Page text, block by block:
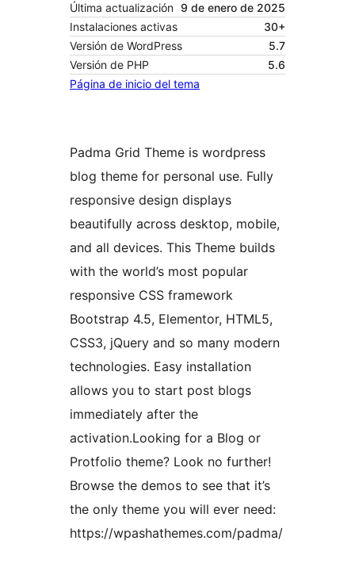
Última actualización 9 de enero de 2025
Instalaciones activas
30+
Versión de WordPress
5.7
Versión de PHP
5.6
Página de inicio del tema
Padma Grid Theme is wordpress
blog theme for personal use. Fully
responsive design displays
beautifully across desktop, mobile,
and all devices. This Theme builds
with the world’s most popular
responsive CSS framework
Bootstrap 4.5, Elementor, HTML5,
CSS3, jQuery and so many modern
technologies. Easy installation
allows you to start post blogs
immediately after the
activation.Looking for a Blog or
Protfolio theme? Look no further!
Browse the demos to see that it’s
the only theme you will ever need:
https://wpashathemes.com/padma/